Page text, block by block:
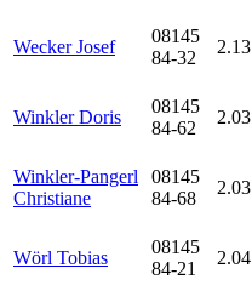
Wecker Josef
08145
84-32
2.13
Winkler Doris
08145
84-62
2.03
Winkler-Pangerl
Christiane
08145
84-68
2.03
Wörl Tobias
08145
84-21
2.04